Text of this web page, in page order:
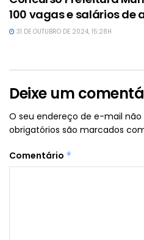
100 vagas e salários de
31 DE OUTUBRO DE 2024, 15:28H
Deixe um
O seu endereço de e-mail não
obrigatórios são marcados
Comentário *